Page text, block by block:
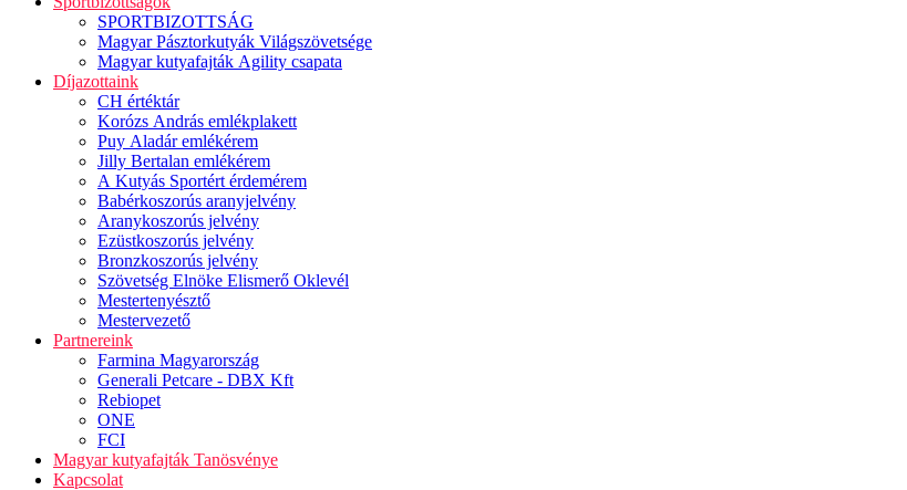
SPORTBIZOTTSÁG
Magyar Pásztorkutyák Világszövetsége
Magyar kutyafajták Agility csapata
Díjazottaink
CH értéktár
Korózs András emlékplakett
Puy Aladár emlékérem
Jilly Bertalan emlékérem
A Kutyás Sportért érdemérem
Babérkoszorús aranyjelvény
Aranykoszorús jelvény
Ezüstkoszorús jelvény
Bronzkoszorús jelvény
Szövetség Elnöke Elismerő Oklevél
Mestertenyésztő
Mestervezető
Partnereink
Farmina Magyarország
Generali Petcare - DBX Kft
Rebiopet
ONE
FCI
Magyar kutyafajták Tanösvénye
Kapcsolat